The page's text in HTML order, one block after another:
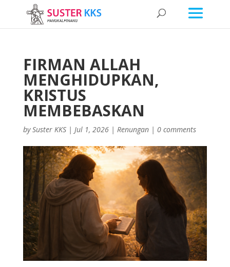
FIRMAN ALLAH
MENGHIDUPKAN,
KRISTUS
MEMBEBASKAN
bySuster KKS| Jul 1, 2026| Renungan| 0 comments